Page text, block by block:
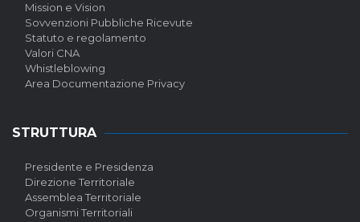
Mission e Vision
Sovvenzioni Pubbliche Ricevute
Statuto e regolamento
Valori CNA
Whistleblowing
Area Documentazione Privacy
STRUTTURA
Presidente e Presidenza
Direzione Territoriale
Assemblea Territoriale
Organismi Territoriali